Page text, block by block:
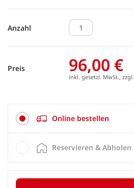
Anzahl
Preis 96,00 €
inkl. gesetzl. MwSt., zzgl.
Online bestellen
Reservieren & Abholen